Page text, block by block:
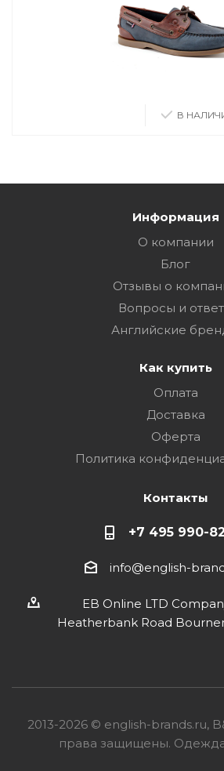
В
Информация
О компании
Блог
Отзывы о
Вопросы и
Английские
Как купить
Оплата
Доставка
Оферта
Политика
Контакты
+7 495 990-
info@english-
EB Online LTD
Heatherbank Road
2013-2026 © english-brands.ru,
права защищены.